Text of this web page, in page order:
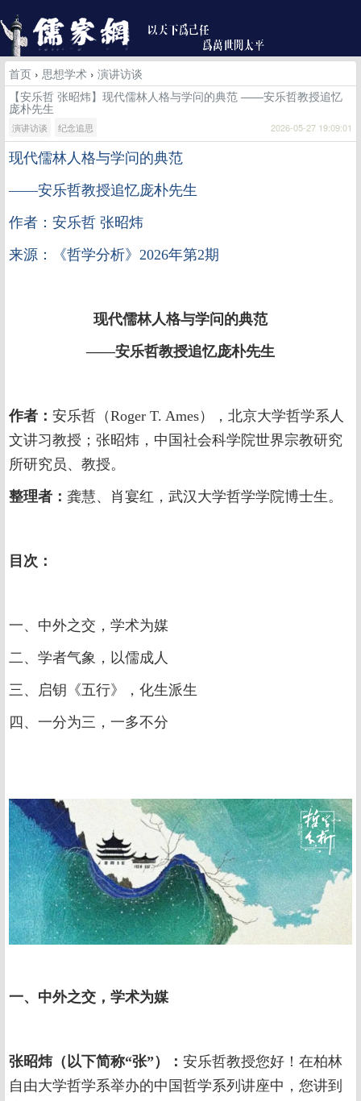
首页 › 思想学术 › 演讲访谈
【安乐哲 张昭炜】现代儒林人格与学问的典范 ——安乐哲教授追忆
庞朴先生
演讲访谈 纪念追思 2026-05-27 19:09:01
现代儒林人格与学问的典范
——安乐哲教授追忆庞朴先生
作者：安乐哲 张昭炜
来源：《哲学分析》2026年第2期
现代儒林人格与学问的典范
——安乐哲教授追忆庞朴先生
作者： 安乐哲（Roger T. Ames），北京大学哲学系人
文讲习教授；张昭炜，中国社会科学院世界宗教研究
所研究员、教授。
整理者： 龚慧、肖宴红，武汉大学哲学学院博士生。
目次：
一、中外之交，学术为媒
二、学者气象，以儒成人
三、启钥《五行》，化生派生
四、一分为三，一多不分
一、中外之交，学术为媒
张昭炜（以下简称“张”）： 安乐哲教授您好！在柏林
自由大学哲学系举办的中国哲学系列讲座中，您讲到